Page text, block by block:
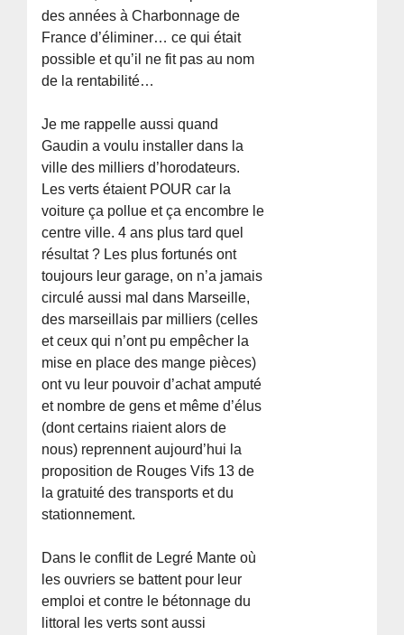
des années à Charbonnage de
France d’éliminer… ce qui était
possible et qu’il ne fit pas au nom
de la rentabilité…
Je me rappelle aussi quand
Gaudin a voulu installer dans la
ville des milliers d’horodateurs.
Les verts étaient POUR car la
voiture ça pollue et ça encombre le
centre ville. 4 ans plus tard quel
résultat ? Les plus fortunés ont
toujours leur garage, on n’a jamais
circulé aussi mal dans Marseille,
des marseillais par milliers (celles
et ceux qui n’ont pu empêcher la
mise en place des mange pièces)
ont vu leur pouvoir d’achat amputé
et nombre de gens et même d’élus
(dont certains riaient alors de
nous) reprennent aujourd’hui la
proposition de Rouges Vifs 13 de
la gratuité des transports et du
stationnement.
Dans le conflit de Legré Mante où
les ouvriers se battent pour leur
emploi et contre le bétonnage du
littoral les verts sont aussi